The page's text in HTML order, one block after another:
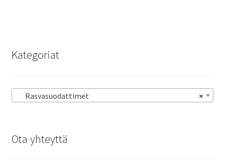
Kategoriat
×
Rasvasuodattimet
Ota yhteyttä